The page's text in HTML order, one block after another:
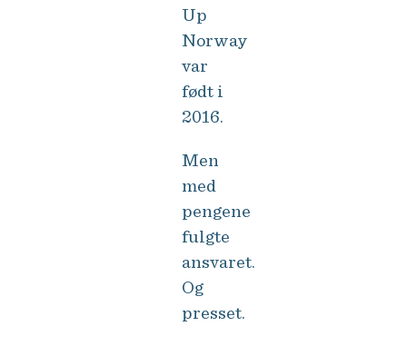
Up
Norway
var
født i
2016.
Men
med
pengene
fulgte
ansvaret.
Og
presset.